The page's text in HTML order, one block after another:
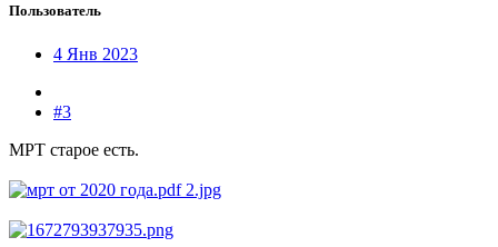
Пользователь
4 Янв 2023
#3
МРТ старое есть.